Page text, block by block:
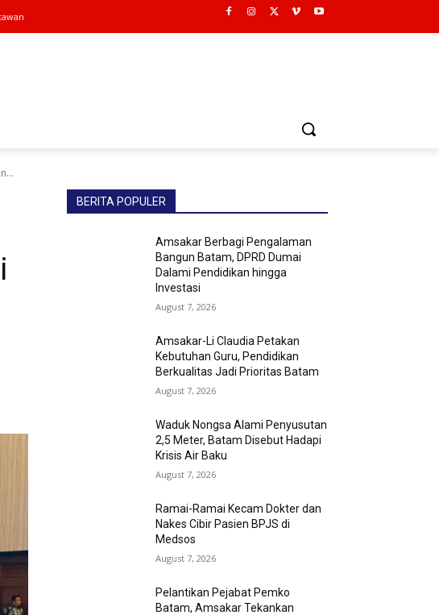
BERITA POPULER
Amsakar Berbagi Pengalaman
Bangun Batam, DPRD Dumai
Dalami Pendidikan hingga
Investasi
August 7, 2026
Amsakar-Li Claudia Petakan
Kebutuhan Guru, Pendidikan
Berkualitas Jadi Prioritas Batam
August 7, 2026
Waduk Nongsa Alami Penyusutan
2,5 Meter, Batam Disebut Hadapi
Krisis Air Baku
August 7, 2026
Ramai-Ramai Kecam Dokter dan
Nakes Cibir Pasien BPJS di
Medsos
August 7, 2026
Pelantikan Pejabat Pemko
Batam, Amsakar Tekankan